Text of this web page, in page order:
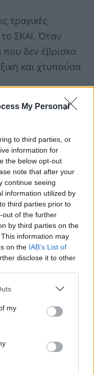
My Personal
to third parties, or
information for
the below opt-out
note that after your
continue seeing
information utilized by
third parties prior to
out of the further
by third parties on the
information may
on the IAB’s List of
disclose it to other
my
τραγικές
ΣΚΑΙ. Όταν
που δεν έβρισκα
και χτυπούσα